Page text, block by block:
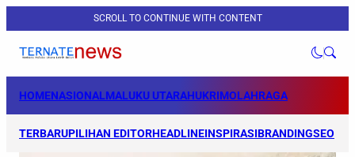
SCROLL TO CONTINUE WITH CONTENT
HOMENASIONALMALUKU UTARAHUKRIMOLAHRAGA
TERBARUPILIHAN EDITORHEADLINEINSPIRASIBRANDINGSEO